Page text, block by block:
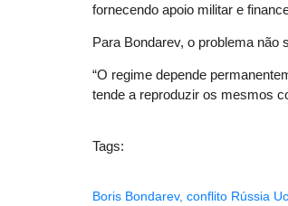
fornecendo apoio militar e
Para Bondarev, o problema não
“O regime depende
tende a reproduzir os mesmos
Tags:
Boris Bondarev, conflito Rússia